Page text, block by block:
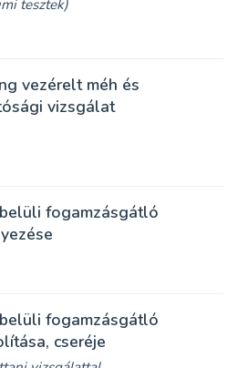
tesztek)
vezérelt méh és
vizsgálat
fogamzásgátló
fogamzásgátló
cseréje